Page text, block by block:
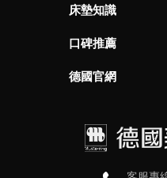
床墊知識
口碑推薦
德國官網